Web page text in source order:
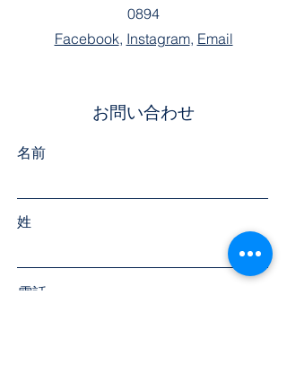
0894
Facebook, Instagram, Email
お問い合わせ
名前
姓
電話